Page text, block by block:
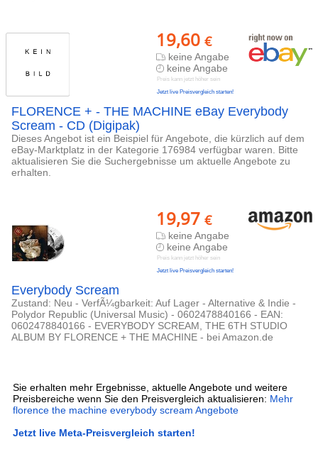
19,60 €
keine Angabe
keine Angabe
Preis kann jetzt höher sein
Jetzt live Preisvergleich starten!
FLORENCE + - THE MACHINE eBay Everybody
Scream - CD (Digipak)
Dieses Angebot ist ein Beispiel für Angebote, die kürzlich auf dem
eBay-Marktplatz in der Kategorie 176984 verfügbar waren. Bitte
aktualisieren Sie die Suchergebnisse um aktuelle Angebote zu
erhalten.
19,97 €
keine Angabe
keine Angabe
Preis kann jetzt höher sein
Jetzt live Preisvergleich starten!
Everybody Scream
Zustand: Neu - VerfÃ¼gbarkeit: Auf Lager - Alternative & Indie -
Polydor Republic (Universal Music) - 0602478840166 - EAN:
0602478840166 - EVERYBODY SCREAM, THE 6TH STUDIO
ALBUM BY FLORENCE + THE MACHINE - bei Amazon.de
Sie erhalten mehr Ergebnisse, aktuelle Angebote und weitere
Preisbereiche wenn Sie den Preisvergleich aktualisieren: Mehr
florence the machine everybody scream Angebote
Jetzt live Meta-Preisvergleich starten!